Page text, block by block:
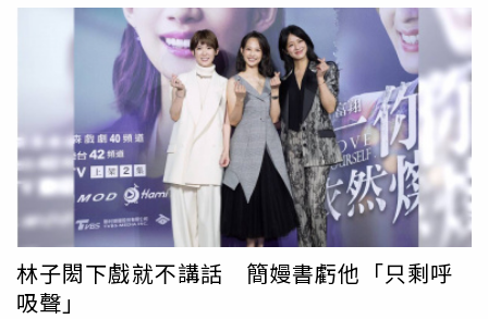
情出現問題時，雙方要理性溝通，「若個性沒改變的話，即
使復合了，重複的問題仍然會發生，與其重蹈覆轍倒不如快
刀斬亂麻讓彼此自由。」
生告白戲，簡嫚書和邱勝翊回春扮演高中生，一出場大家都
說：「根本毫無違和感。」邱勝翊飾演的「羅政浩」在劇中
排出浪漫的吉他隊陣仗告白，戲外他笑說：「羅政浩比較大
膽啦，我自己私底下很少主動跟女生示好。」簡嫚書邱勝翊
兩人自高中成為戀人。（圖／時創影業）簡嫚書在劇中被浪
漫的吉他隊伍包圍表白，戲外她則不喜歡這種情境，被問到
如果被公開表白，她說：「會尷尬但不失禮貌的微笑。」她
透露現實生活中老公也沒有特別先求婚，反而是登記完成
後，老公才補求婚，她說：「這樣好像更讓我感到驚喜。」
簡嫚書懷疑紀培慧與車禍有關。（圖／時創影業）
林子閎下戲就不講話 簡嫚書虧他「只剩呼
吸聲」